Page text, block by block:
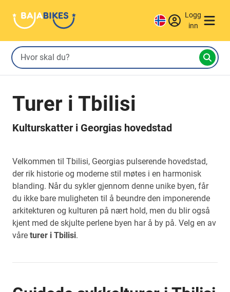
Logg
inn
Turer i Tbilisi
Kulturskatter i Georgias hovedstad
Velkommen til Tbilisi, Georgias pulserende hovedstad,
der rik historie og moderne stil møtes i en harmonisk
blanding. Når du sykler gjennom denne unike byen, får
du ikke bare muligheten til å beundre den imponerende
arkitekturen og kulturen på nært hold, men du blir også
kjent med de skjulte perlene byen har å by på. Velg en av
våre turer i Tbilisi.